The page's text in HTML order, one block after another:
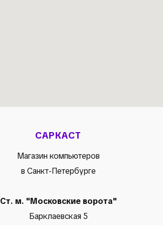
САРКАСТ
Магазин компьютеров
в Санкт-Петербурге
Ст. м. "Московские ворота"
Барклаевская 5